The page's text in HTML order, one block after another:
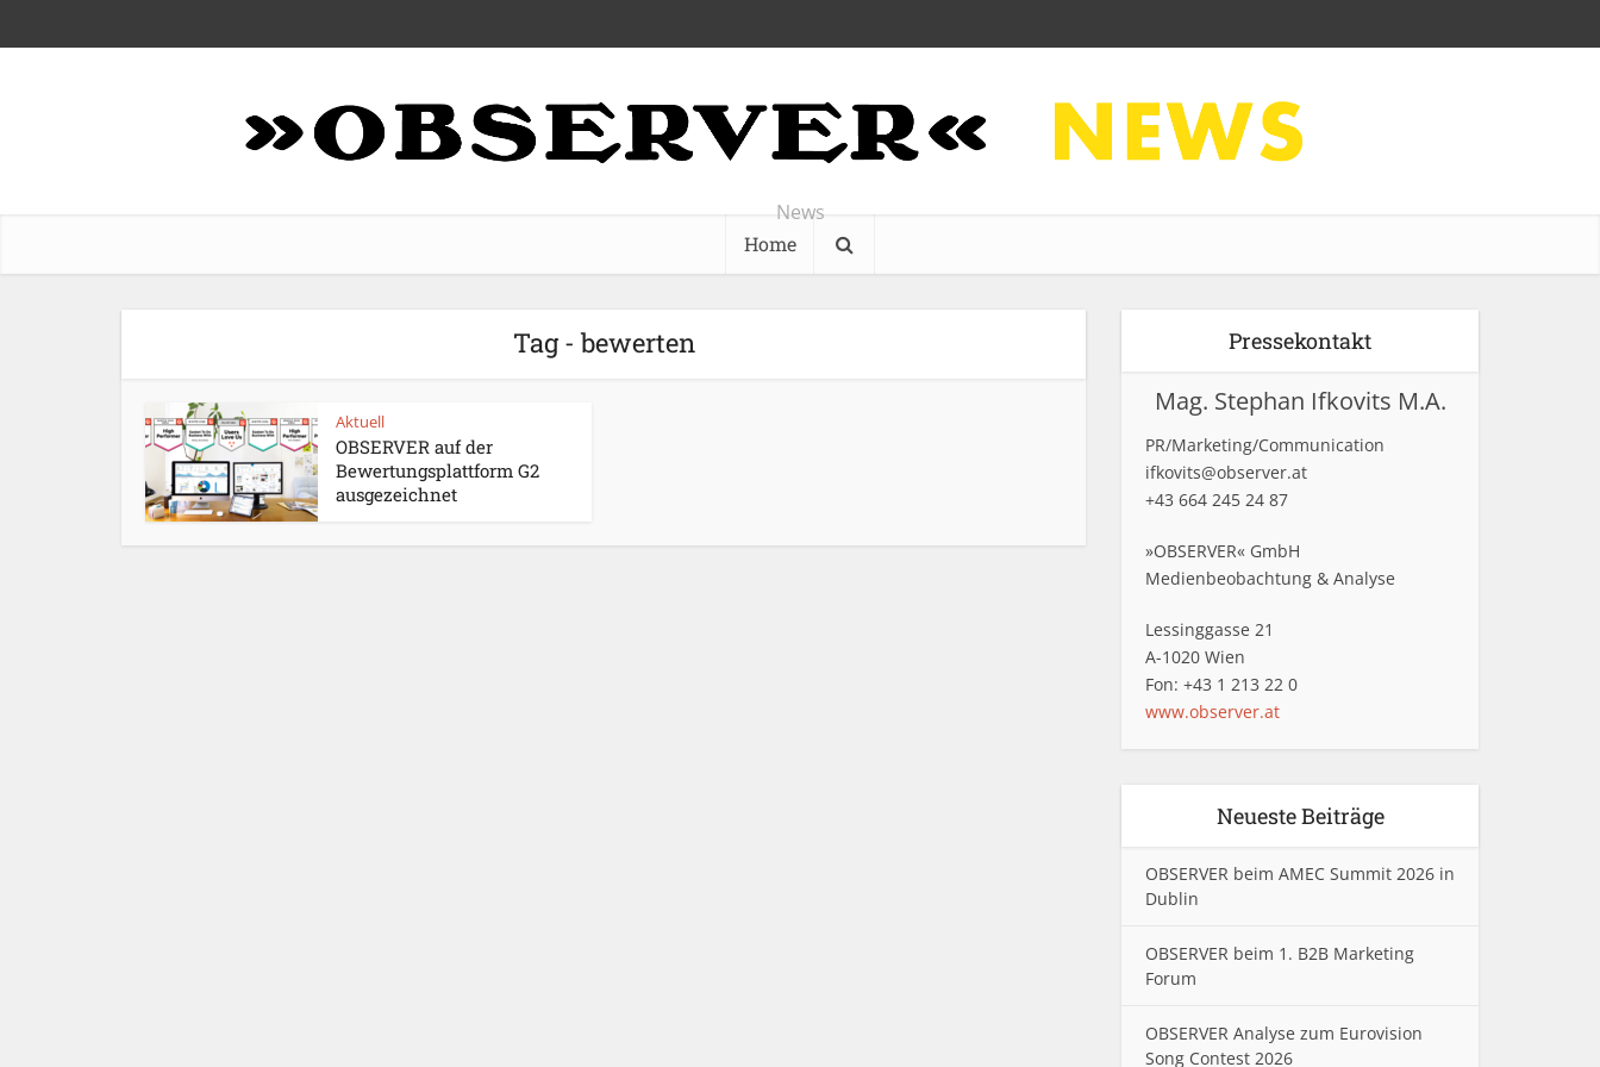
News
Home
Tag - bewerten
Aktuell
OBSERVER auf der
Bewertungsplattform G2
ausgezeichnet
Pressekontakt
Mag. Stephan Ifkovits M.A.
PR/Marketing/Communication
ifkovits@observer.at
+43 664 245 24 87
»OBSERVER« GmbH
Medienbeobachtung & Analyse
Lessinggasse 21
A-1020 Wien
Fon: +43 1 213 22 0
www.observer.at
Neueste Beiträge
OBSERVER beim AMEC Summit 2026 in
Dublin
OBSERVER beim 1. B2B Marketing
Forum
OBSERVER Analyse zum Eurovision
Song Contest 2026